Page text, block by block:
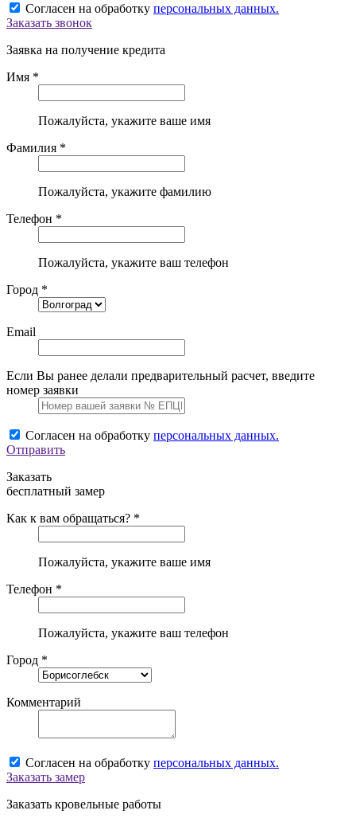
Согласен на обработку персональных данных.
Заказать звонок
Заявка на получение кредита
Имя *
Пожалуйста, укажите ваше имя
Фамилия *
Пожалуйста, укажите фамилию
Телефон *
Пожалуйста, укажите ваш телефон
Город *
Email
Если Вы ранее делали предварительный расчет, введите
номер заявки
Согласен на обработку персональных данных.
Отправить
Заказать
бесплатный замер
Как к вам обращаться? *
Пожалуйста, укажите ваше имя
Телефон *
Пожалуйста, укажите ваш телефон
Город *
Комментарий
Согласен на обработку персональных данных.
Заказать замер
Заказать кровельные работы